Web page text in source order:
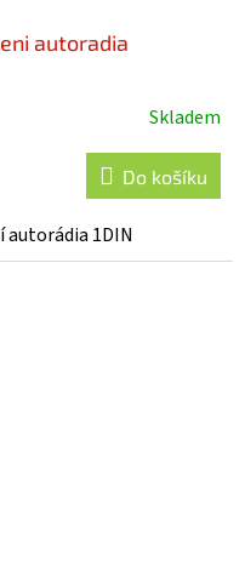
autoradia
Skladem
Do košíku
1DIN